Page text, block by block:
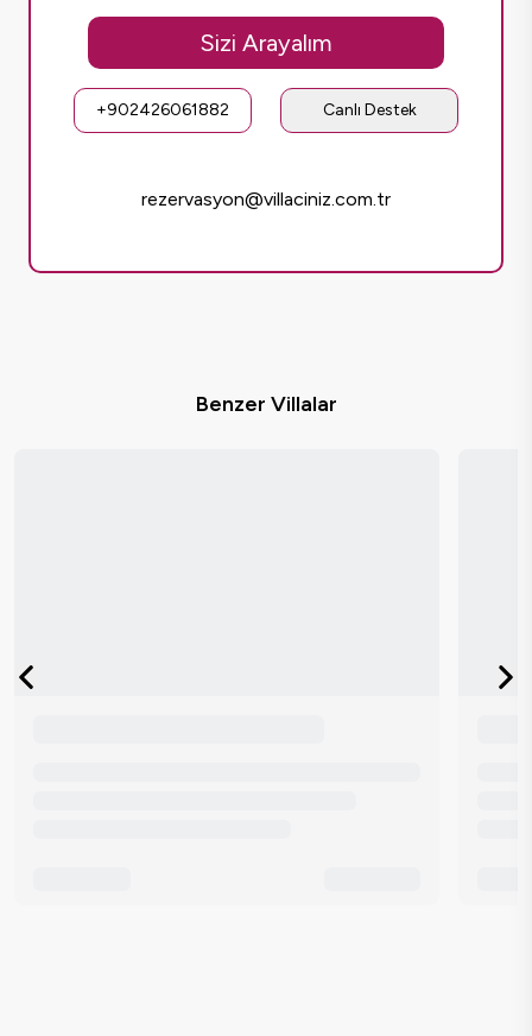
Sizi Arayalım
+902426061882 Canlı Destek
rezervasyon@villaciniz.com.tr
Benzer Villalar